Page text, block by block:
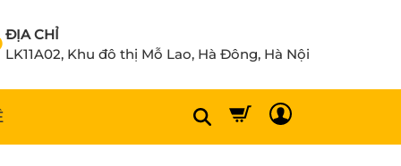
ĐỊA CHỈ
LK11A02, Khu đô thị Mỗ Lao, Hà Đông, Hà Nội